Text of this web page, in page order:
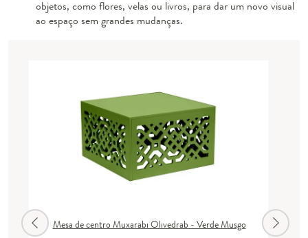
objetos, como flores, velas ou livros, para dar um novo visual
ao espaço sem grandes mudanças.
Mesa de centro Muxarabi Olivedrab - Verde Musgo